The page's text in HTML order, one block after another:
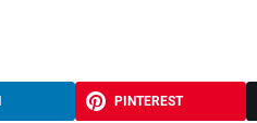
PINTEREST